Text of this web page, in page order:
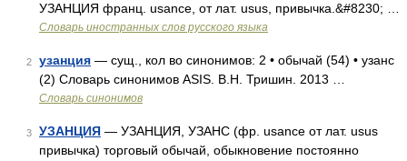
УЗАНЦИЯ франц. usance, от лат. usus, привычка.&#8230; …
Словарь иностранных слов русского языка
2 узанция — сущ., кол во синонимов: 2 • обычай (54) • узанс
(2) Словарь синонимов ASIS. В.Н. Тришин. 2013 …
Словарь синонимов
3 УЗАНЦИЯ — УЗАНЦИЯ, УЗАНС (фр. usance от лат. usus
привычка) торговый обычай, обыкновение постоянно